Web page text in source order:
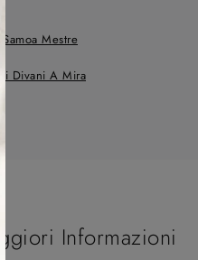
Samoa Mestre
Divani A Mira
Informazioni